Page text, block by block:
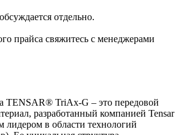
отдельно.
прайса свяжитесь с менеджерами
TENSAR® TriAx-G – это передовой
разработанный компанией Tensar
в области технологий